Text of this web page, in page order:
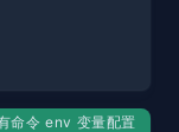
命令 env 变量配置